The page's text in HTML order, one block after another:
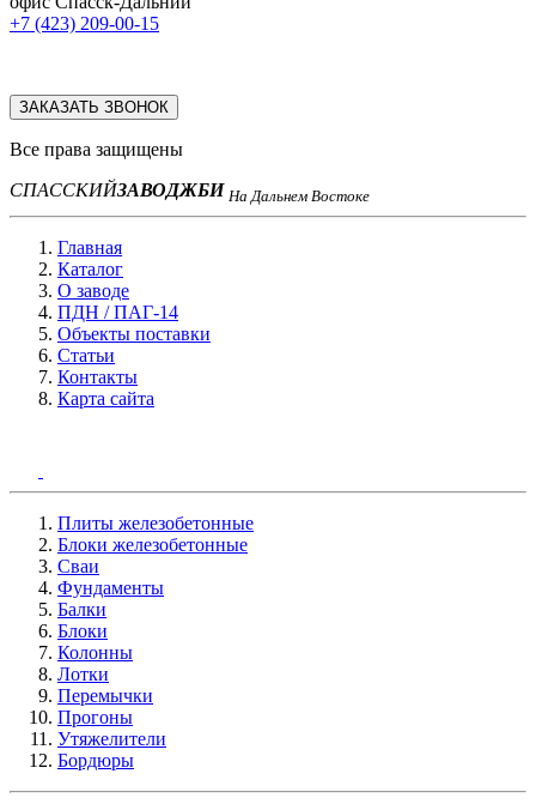
+7 (423) 209-00-15
ЗАКАЗАТЬ ЗВОНОК
Все права защищены
СПАССКИЙЗАВОДЖБИ На Дальнем Востоке
Главная
Каталог
О заводе
ПДН / ПАГ-14
Объекты поставки
Статьи
Контакты
Карта сайта
Плиты железобетонные
Блоки железобетонные
Сваи
Фундаменты
Балки
Блоки
Колонны
Лотки
Перемычки
Прогоны
Утяжелители
Бордюры